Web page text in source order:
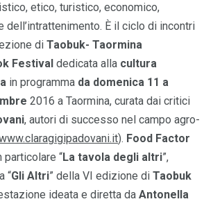
etico, turistico, economico,
dell’intrattenimento. È il ciclo di incontri
di Taobuk- Taormina
Festival dedicata alla cultura
in programma da domenica 11 a
2016 a Taormina, curata dai critici
, autori di successo nel campo agro-
). Food Factor
particolare “La tavola degli altri”,
“Gli Altri” della VI edizione di Taobuk
ideata e diretta da Antonella